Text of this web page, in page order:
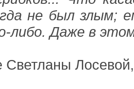
не был злым;
либо. Даже в
Светланы